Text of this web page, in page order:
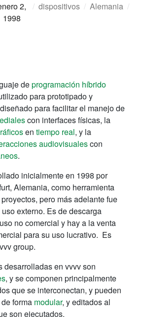
2,
1998
/ dispositivos / Alemania /
deprogramación híbrido
para prototipado y
para facilitar el manejo de
con interfaces físicas, la
en tiempo real, y la
audiovisualescon
.
inicialmente en 1998 por
Alemania, como herramienta
pero más adelante fue
externo. Es de descarga
no comercial y hay a la venta
para su uso lucrativo. Es
group.
desarrolladas en vvvv son
, y se componen principalmente
que se interconectan, y pueden
forma modular, y editados al
son ejecutados.